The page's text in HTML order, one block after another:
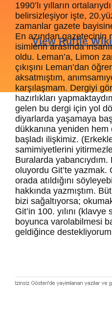
1990’lı yılların
belirsizleşiyor işte,
zamanlar gazete
En azından gazetecinin
isimlerin arasında
oldu. Leman’a, Limon
çıkışını Leman’dan
aksatmıştım,
karşılaşmam. Dergiyi
hazırlıkları
gelen bu dergi için yol
diyarlarda yaşamaya
dükkanına yeniden hem
başladı ilişkimiz.
samimiyetlerini
Buralarda yabancıydım.
oluyordu Git’te yazmak.
orada atıldığını
hakkında yazmıştım.
bizi sağaltıyorsa;
Git’in 100. yılını
boyunca varolabilmesi
geldiğince